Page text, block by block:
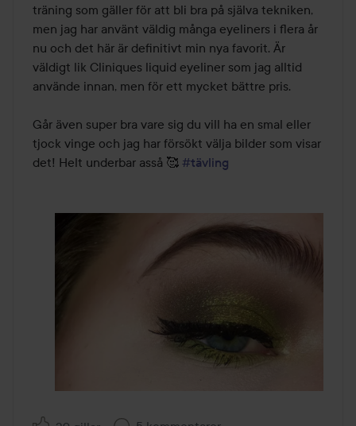
träning som gäller för att bli bra på själva tekniken,
men jag har använt väldig många eyeliners i flera år
nu och det här är definitivt min nya favorit. Är
väldigt lik Cliniques liquid eyeliner som jag alltid
använde innan, men för ett mycket bättre pris.
Går även super bra vare sig du vill ha en smal eller
tjock vinge och jag har försökt välja bilder som visar
det! Helt underbar asså 🥰 #tävling